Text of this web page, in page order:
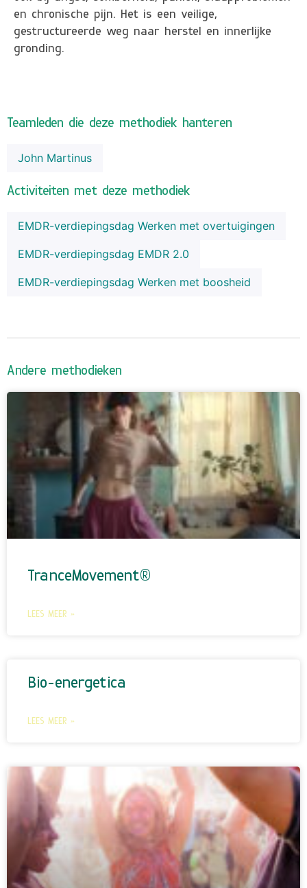
en chronische pijn. Het is een veilige,
gestructureerde weg naar herstel en innerlijke
gronding.
Teamleden die deze methodiek hanteren
John Martinus
Activiteiten met deze methodiek
EMDR-verdiepingsdag Werken met overtuigingen
EMDR-verdiepingsdag EMDR 2.0
EMDR-verdiepingsdag Werken met boosheid
Andere methodieken
TranceMovement®
LEES MEER »
Bio-energetica
LEES MEER »